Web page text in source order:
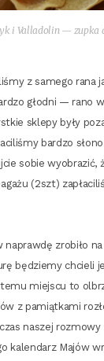
i Val­la­do­lin — zup­ka
z same­go rana
głod­ni — rano
skle­py były
bar­dzo
sobie wyobra­zić,
(2szt)
napraw­dę zro­bi­ło
będzie­my chcie­li
miej­scu to
z pamiąt­ka­mi
naszej
kalen­darz Majów